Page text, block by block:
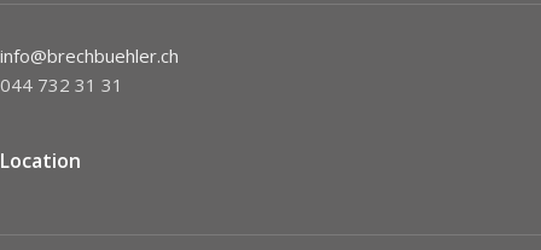
info@brechbuehler.ch
044 732 31 31
Location